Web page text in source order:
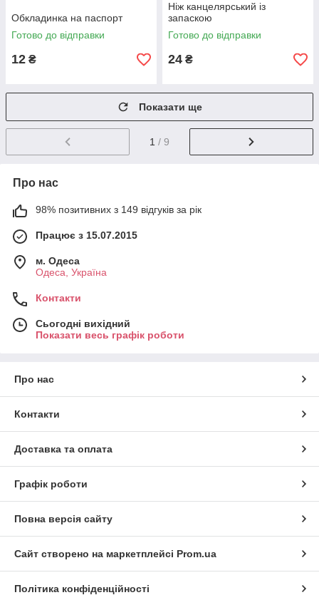
Обкладинка на паспорт
Готово до відправки
12 ₴
Ніж канцелярський із
запаскою
Готово до відправки
24 ₴
Показати ще
1 / 9
Про нас
98% позитивних з 149 відгуків за рік
Працює з 15.07.2015
м. Одеса
Одеса, Україна
Контакти
Сьогодні вихідний
Показати весь графік роботи
Про нас
Контакти
Доставка та оплата
Графік роботи
Повна версія сайту
Сайт створено на маркетплейсі Prom.ua
Політика конфіденційності